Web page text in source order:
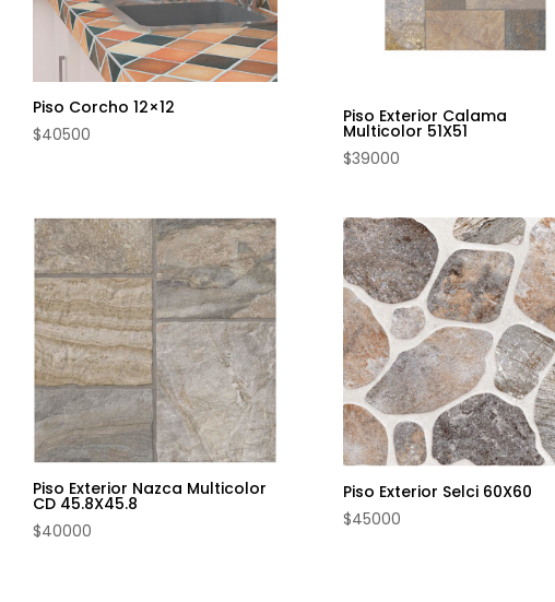
Piso Corcho 12×12
$40500
Piso Exterior Calama
Multicolor 51X51
$39000
Piso Exterior Nazca Multicolor
CD 45.8X45.8
$40000
Piso Exterior Selci 60X60
$45000